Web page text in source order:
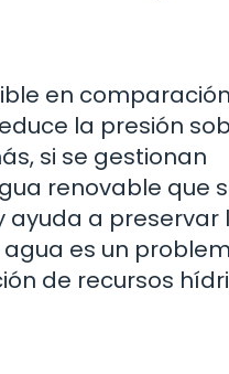
en
la presión
si se gestionan
renovable que
ayuda a preservar
es un
de recursos